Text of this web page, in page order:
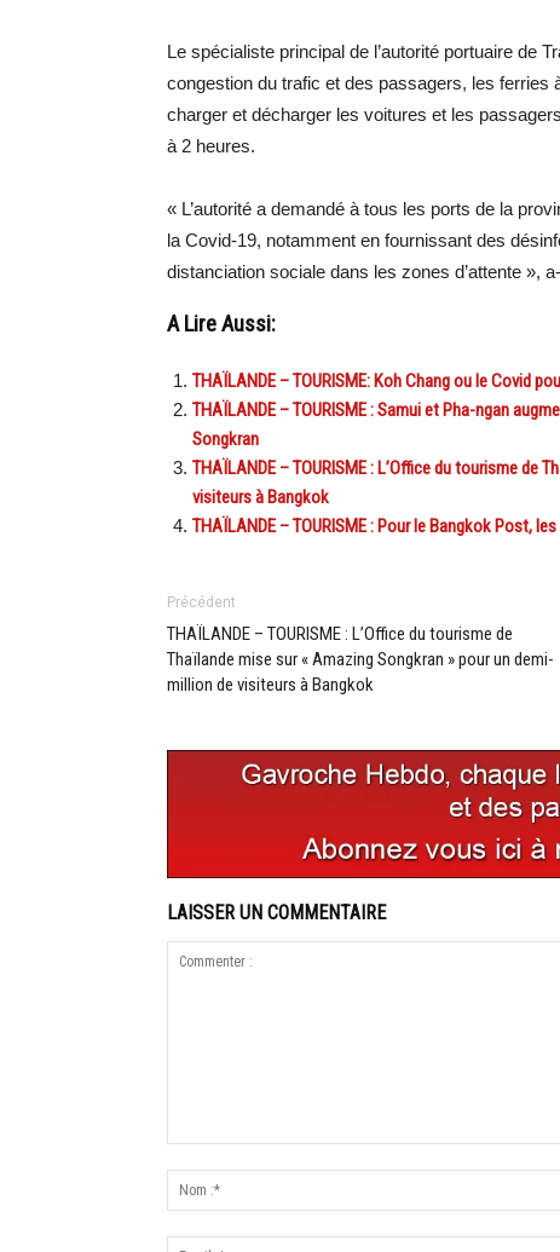
Le spécialiste principal de l’autorité portuaire de
congestion du trafic et des passagers, les
charger et décharger les voitures et les
à 2 heures.
« L’autorité a demandé à tous les ports de la
la Covid-19, notamment en fournissant des
distanciation sociale dans les zones d’attente »,
A Lire Aussi:
THAÏLANDE – TOURISME: Koh Chang ou le Covid
THAÏLANDE – TOURISME : Samui et Pha-ngan
Songkran
THAÏLANDE – TOURISME : L’Office du tourisme de
visiteurs à Bangkok
THAÏLANDE – TOURISME : Pour le Bangkok Post,
Précédent
THAÏLANDE – TOURISME : L’Office du tourisme de
Thaïlande mise sur « Amazing Songkran » pour un demi-
million de visiteurs à Bangkok
LAISSER UN COMMENTAIRE